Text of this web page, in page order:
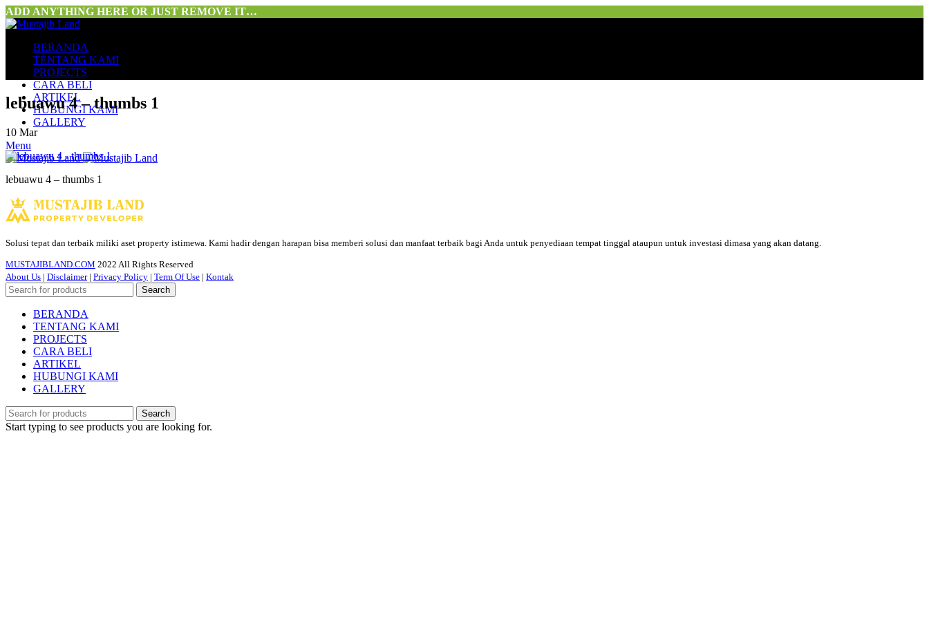
ADD ANYTHING HERE OR JUST REMOVE IT…
BERANDA
TENTANG KAMI
PROJECTS
CARA BELI
ARTIKEL
HUBUNGI KAMI
GALLERY
Menu
lebuawu 4 – thumbs 1
10 Mar
lebuawu 4 – thumbs 1
Solusi tepat dan terbaik miliki aset property istimewa. Kami hadir dengan harapan bisa memberi solusi dan manfaat terbaik bagi Anda untuk penyediaan tempat tinggal ataupun untuk investasi dimasa yang akan datang.
MUSTAJIBLAND.COM 2022 All Rights Reserved
About Us | Disclaimer| Privacy Policy | Term Of Use | Kontak
Search
BERANDA
TENTANG KAMI
PROJECTS
CARA BELI
ARTIKEL
HUBUNGI KAMI
GALLERY
Search
Start typing to see products you are looking for.